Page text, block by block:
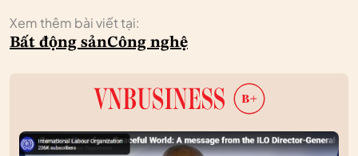
Xem thêm bài viết tại:
Bất động sảnCông nghệ